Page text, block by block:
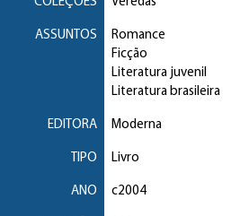
ASSUNTOS
Romance
Ficção
Literatura juvenil
Literatura brasileira
EDITORA Moderna
TIPO Livro
ANO c2004